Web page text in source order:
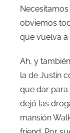
obviemos
que vuelva a
Ah, y
la de Justin
que dar
dejó las
mansión